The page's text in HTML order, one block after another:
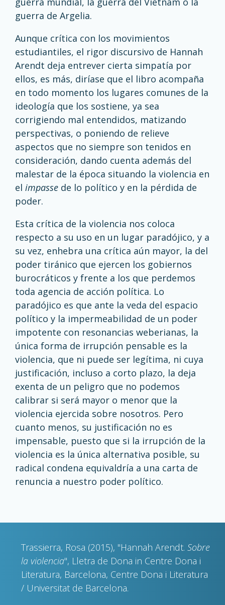
guerra de Argelia.
Aunque crítica con los movimientos
estudiantiles, el rigor discursivo de Hannah
Arendt deja entrever cierta simpatía por
ellos, es más, diríase que el libro acompaña
en todo momento los lugares comunes de la
ideología que los sostiene, ya sea
corrigiendo mal entendidos, matizando
perspectivas, o poniendo de relieve
aspectos que no siempre son tenidos en
consideración, dando cuenta además del
malestar de la época situando la violencia en
el impasse de lo político y en la pérdida de
poder.
Esta crítica de la violencia nos coloca
respecto a su uso en un lugar paradójico, y a
su vez, enhebra una crítica aún mayor, la del
poder tiránico que ejercen los gobiernos
burocráticos y frente a los que perdemos
toda agencia de acción política. Lo
paradójico es que ante la veda del espacio
político y la impermeabilidad de un poder
impotente con resonancias weberianas, la
única forma de irrupción pensable es la
violencia, que ni puede ser legítima, ni cuya
justificación, incluso a corto plazo, la deja
exenta de un peligro que no podemos
calibrar si será mayor o menor que la
violencia ejercida sobre nosotros. Pero
cuanto menos, su justificación no es
impensable, puesto que si la irrupción de la
violencia es la única alternativa posible, su
radical condena equivaldría a una carta de
renuncia a nuestro poder político.
Trassierra, Rosa (2015), "Hannah Arendt. Sobre
la violencia", Lletra de Dona in Centre Dona i
Literatura, Barcelona, Centre Dona i Literatura
/ Universitat de Barcelona.